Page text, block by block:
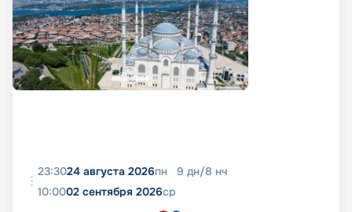
23:3024 августа 2026пн 9 дн/8 нч
10:0002 сентября 2026ср